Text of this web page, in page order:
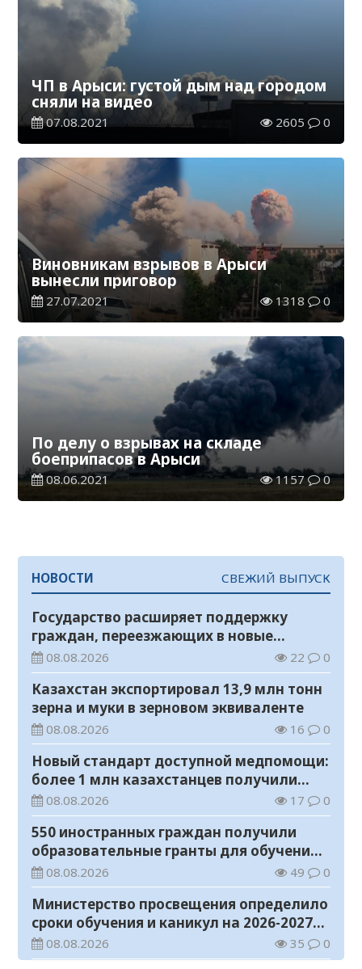
ЧП в Арыси: густой дым над городом
сняли на видео
07.08.2021 2605 0
Виновникам взрывов в Арыси
вынесли приговор
27.07.2021 1318 0
По делу о взрывах на складе
боеприпасов в Арыси
08.06.2021 1157 0
НОВОСТИ СВЕЖИЙ ВЫПУСК
Государство расширяет поддержку
граждан, переезжающих в новые
регионы для работы
08.08.2026 22 0
Казахстан экспортировал 13,9 млн тонн
зерна и муки в зерновом эквиваленте
08.08.2026 16 0
Новый стандарт доступной медпомощи:
более 1 млн казахстанцев получили
телемедицинские услуги
08.08.2026 17 0
550 иностранных граждан получили
образовательные гранты для обучения в
Казахстане
08.08.2026 49 0
Министерство просвещения определило
сроки обучения и каникул на 2026-2027
учебный год
08.08.2026 35 0